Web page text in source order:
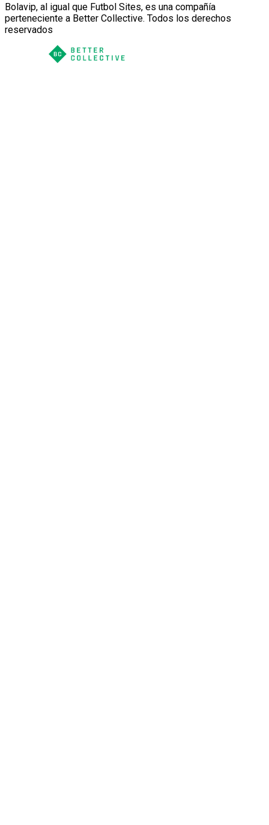
Bolavip, al igual que Futbol Sites, es una compañía
perteneciente a Better Collective. Todos los derechos
reservados